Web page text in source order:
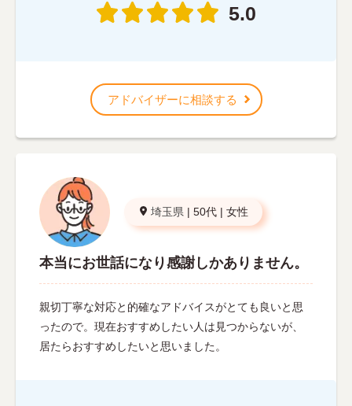
5.0
アドバイザーに相談する
埼玉県 | 50代 | 女性
本当にお世話になり感謝しかありません。
親切丁寧な対応と的確なアドバイスがとても良いと思
ったので。現在おすすめしたい人は見つからないが、
居たらおすすめしたいと思いました。